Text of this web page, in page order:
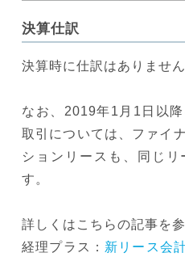
決算仕訳
決算時に仕訳はありません
なお、2019年1月1日以
取引については、ファイ
ションリースも、同じリ
す。
詳しくはこちらの記事を
経理プラス： 新リース会